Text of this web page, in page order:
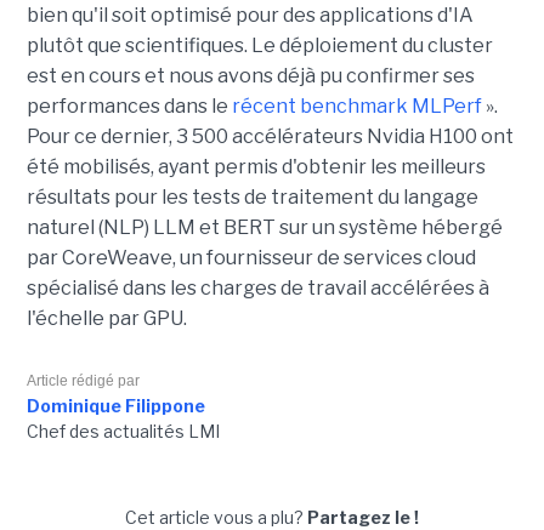
bien qu'il soit optimisé pour des applications d'IA
plutôt que scientifiques. Le déploiement du cluster
est en cours et nous avons déjà pu confirmer ses
performances dans le récent benchmark MLPerf».
Pour ce dernier, 3 500 accélérateurs Nvidia H100 ont
été mobilisés, ayant permis d'obtenir les meilleurs
résultats pour les tests de traitement du langage
naturel (NLP) LLM et BERT sur un système hébergé
par CoreWeave, un fournisseur de services cloud
spécialisé dans les charges de travail accélérées à
l'échelle par GPU.
Article rédigé par
Dominique Filippone
Chef des actualités LMI
Cet article vous a plu? Partagez le !